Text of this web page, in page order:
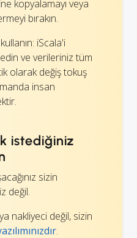
kopyalamayı veya
bırakın.
iScala'i
ve verileriniz tüm
olarak değiş tokuş
insan
istediğiniz
sizin
değil.
nakliyeci değil, sizin
.